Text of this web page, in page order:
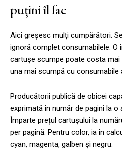
puțini îl fac
Aici greșesc mulți cumpărători.
ignoră complet consumabilele. O
cartușe scumpe poate costa
una mai scumpă cu consumabile
Producătorii publică de obicei
exprimată în număr de pagini la o
Împarte prețul cartușului la
per pagină. Pentru color, ia în
cyan, magenta, galben și negru.